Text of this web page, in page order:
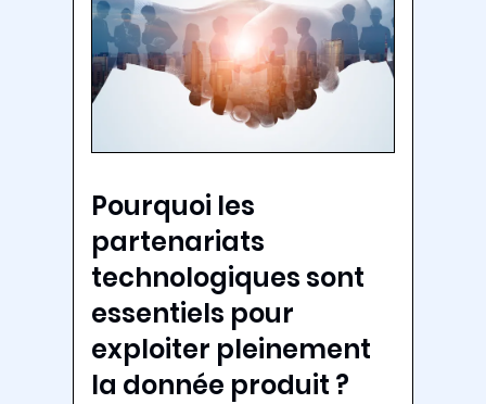
Pourquoi les
partenariats
technologiques sont
essentiels pour
exploiter pleinement
la donnée produit ?